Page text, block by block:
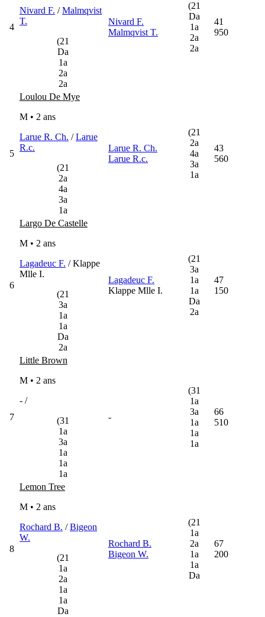
4
Nivard F. /Malmqvist
T.
(21
Da
1a
2a
2a
Nivard F.
Malmqvist T.
(21
Da
1a
2a
2a
41
950
5
Loulou De Mye
M • 2 ans
Larue R. Ch. /Larue
R.c.
(21
2a
4a
3a
1a
Larue R. Ch.
Larue R.c.
(21
2a
4a
3a
1a
43
560
6
Largo De Castelle
M • 2 ans
Lagadeuc F. / Klappe
Mlle I.
(21
3a
1a
1a
Da
2a
Lagadeuc F.
Klappe Mlle I.
(21
3a
1a
1a
Da
2a
47
150
7
Little Brown
M • 2 ans
- /
(31
1a
3a
1a
1a
1a
-
(31
1a
3a
1a
1a
1a
66
510
8
Lemon Tree
M • 2 ans
Rochard B. /Bigeon
W.
(21
1a
2a
1a
1a
Da
Rochard B.
Bigeon W.
(21
1a
2a
1a
1a
Da
67
200